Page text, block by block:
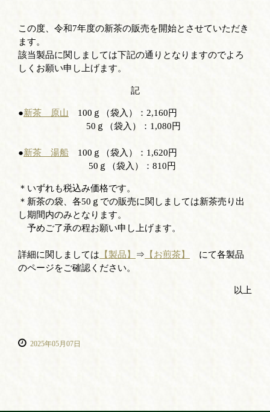
この度、令和7年度の新茶の販売を開始とさせていただき
ます。
該当製品に関しましては下記の通りとなりますのでよろ
しくお願い申し上げます。
記
●新茶 原山 100ｇ（袋入）：2,160円
50ｇ（袋入）：1,080円
●新茶 湯船 100ｇ（袋入）：1,620円
50ｇ（袋入）：810円
＊いずれも税込み価格です。
＊新茶の袋、各50ｇでの販売に関しましては新茶売り出
し期間内のみとなります。
予めご了承の程お願い申し上げます。
詳細に関しましては 【製品】 ⇒ 【お煎茶】
にて各製品
のページをご確認ください。
以上
2025年05月07日